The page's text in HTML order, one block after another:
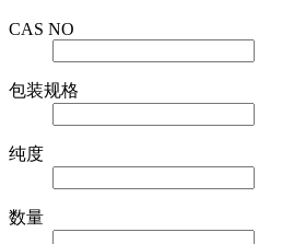
CAS NO
包装规格
纯度
数量